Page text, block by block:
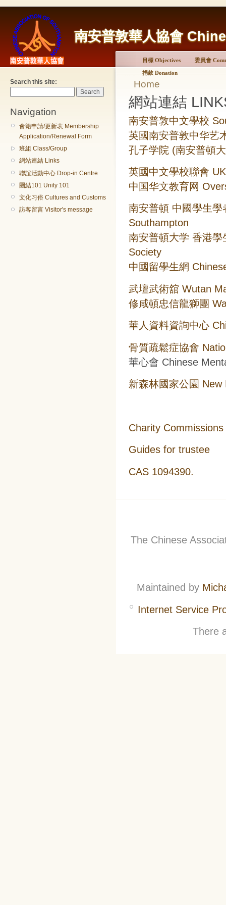
南安普敦華人協會
Search this site:
Navigation
會籍申請/更新表 Membership
Application/Renewal Form
班組 Class/Group
網站連結 Links
聯誼活動中心 Drop-in Centre
團結101 Unity 101
文化习俗 Cultures and Customs
訪客留言 Visitor's message
目標 Objectives 委員會
捐款 Donation
Home
網站連結
南安普敦中文學校
英國南安普敦中华艺
孔子学院 (南安普頓
英國中文學校聯會
中国华文教育网
南安普頓 中國學生學
Southampton
南安普頓大学 香港
Society
中國留學生網
武壇武術舘 Wutan
修咸頓忠信龍獅團
華人資料資詢中心
骨質疏鬆症協會
華心會 Chinese
新森林國家公園
Charity Commissions
Guides for trustee
CAS 1094390.
The Chinese
Maintained by
Internet Service
There